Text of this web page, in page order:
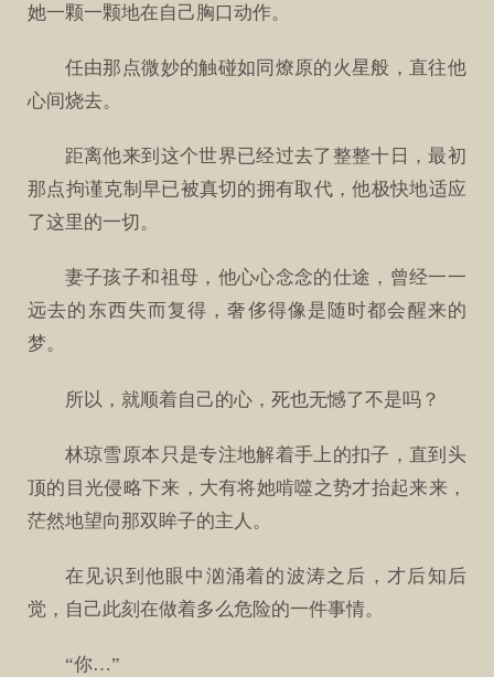
她一颗一颗地在自己胸口动作。
任由那点微妙的触碰如同燎原的火星般，直往他
心间烧去。
距离他来到这个世界已经过去了整整十日，最初
那点拘谨克制早已被真切的拥有取代，他极快地适应
了这里的一切。
妻子孩子和祖母，他心心念念的仕途，曾经一一
远去的东西失而复得，奢侈得像是随时都会醒来的
梦。
所以，就顺着自己的心，死也无憾了不是吗？
林琼雪原本只是专注地解着手上的扣子，直到头
顶的目光侵略下来，大有将她啃噬之势才抬起来来，
茫然地望向那双眸子的主人。
在见识到他眼中汹涌着的波涛之后，才后知后
觉，自己此刻在做着多么危险的一件事情。
“你…”